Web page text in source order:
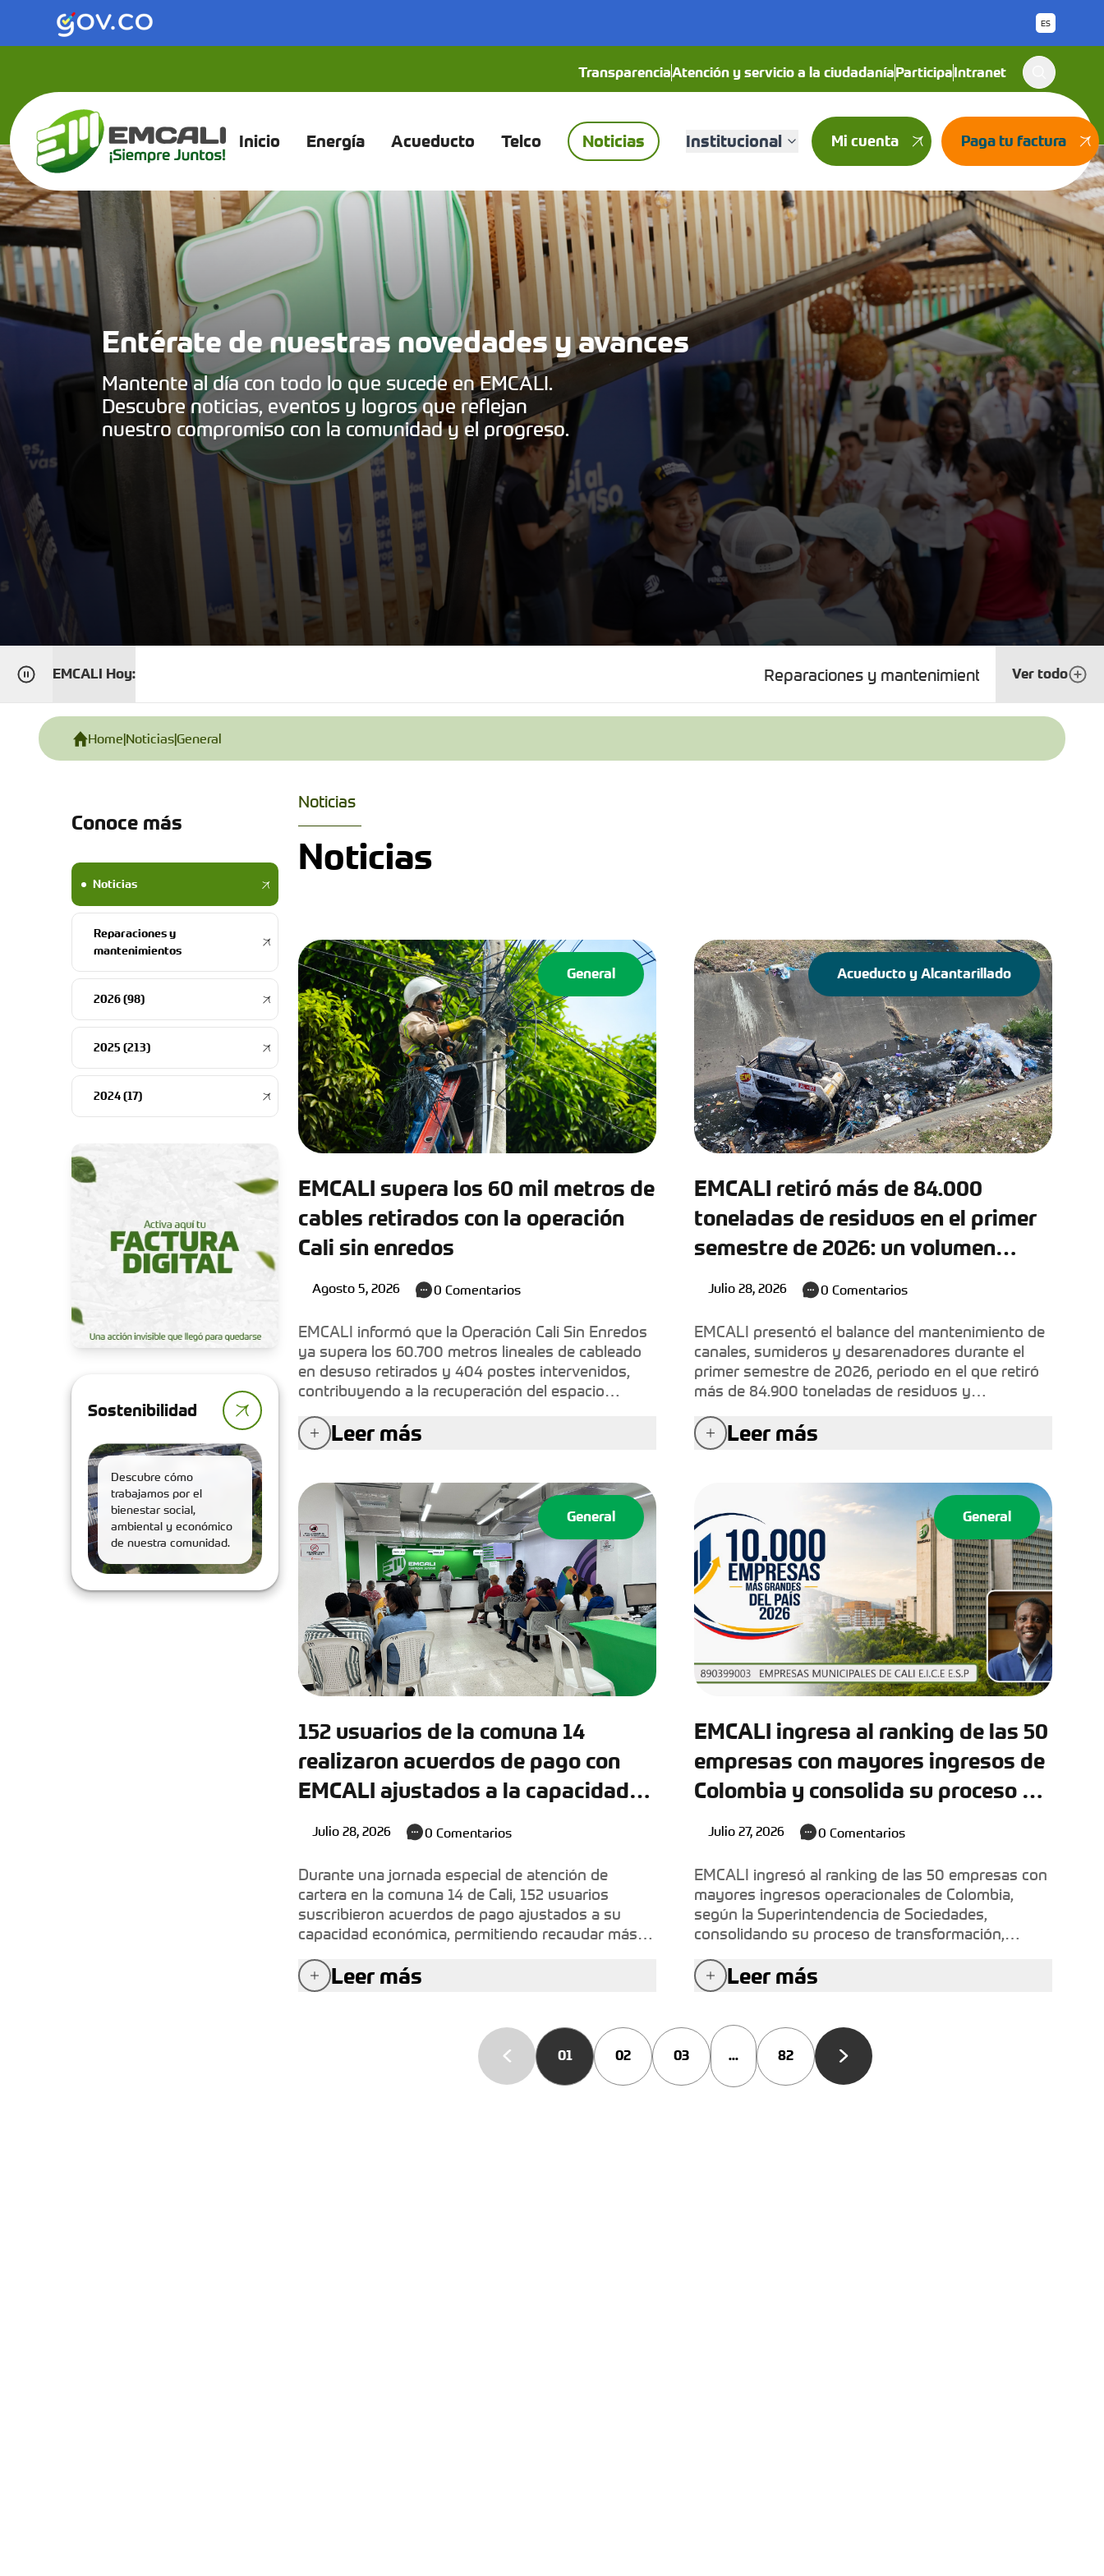
ES
TransparenciaAtención y servicio a la ciudadaníaParticipaIntranet
Inicio Energía Acueducto Telco Noticias Institucional Mi cuenta Paga tu factura
Entérate de nuestras novedades y avances
Mantente al día con todo lo que sucede en EMCALI.
Descubre noticias, eventos y logros que reflejan
nuestro compromiso con la comunidad y el progreso.
EMCALI Hoy: Reparaciones y mantenimientos — Jueves 6 de agosto de
Ver todo
Home|Noticias|General
Conoce más
Noticias
Reparaciones y
mantenimientos
2026 (98)
2025 (213)
2024 (17)
Sostenibilidad
Descubre cómo
trabajamos por el
bienestar social,
ambiental y económico
de nuestra comunidad.
Noticias
Noticias
General
EMCALI supera los 60 mil metros de
cables retirados con la operación
Cali sin enredos
Agosto 5, 2026 0 Comentarios
EMCALI informó que la Operación Cali Sin Enredos
ya supera los 60.700 metros lineales de cableado
en desuso retirados y 404 postes intervenidos,
contribuyendo a la recuperación del espacio
Leer más
Acueducto y Alcantarillado
EMCALI retiró más de 84.000
toneladas de residuos en el primer
semestre de 2026: un volumen
equivalente a llenar 24 piscinas
Julio 28, 2026 0 Comentarios
EMCALI presentó el balance del mantenimiento de
canales, sumideros y desarenadores durante el
primer semestre de 2026, periodo en el que retiró
más de 84.900 toneladas de residuos y
hidráulica y prevenir inundaciones.
Leer más
General
152 usuarios de la comuna 14
realizaron acuerdos de pago con
EMCALI ajustados a la capacidad
económica de cada hogar
Julio 28, 2026 0 Comentarios
Durante una jornada especial de atención de
cartera en la comuna 14 de Cali, 152 usuarios
suscribieron acuerdos de pago ajustados a su
capacidad económica, permitiendo recaudar más
una cartera superior a $1.887 millones.
Leer más
General
EMCALI ingresa al ranking de las 50
empresas con mayores ingresos de
Colombia y consolida su proceso de
transformación y recuperación
Julio 27, 2026 0 Comentarios
EMCALI ingresó al ranking de las 50 empresas con
mayores ingresos operacionales de Colombia,
según la Superintendencia de Sociedades,
consolidando su proceso de transformación,
institucional.
Leer más
01 02 03 ... 82